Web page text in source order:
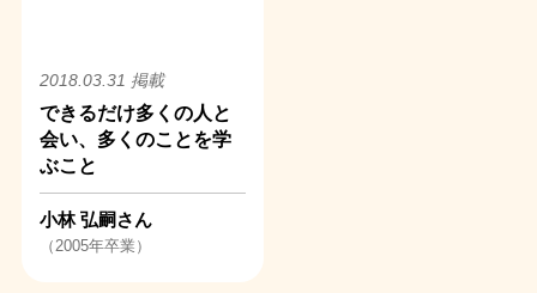
2018.03.31 掲載
できるだけ多くの人と
会い、多くのことを学
ぶこと
小林 弘嗣さん
（2005年卒業）